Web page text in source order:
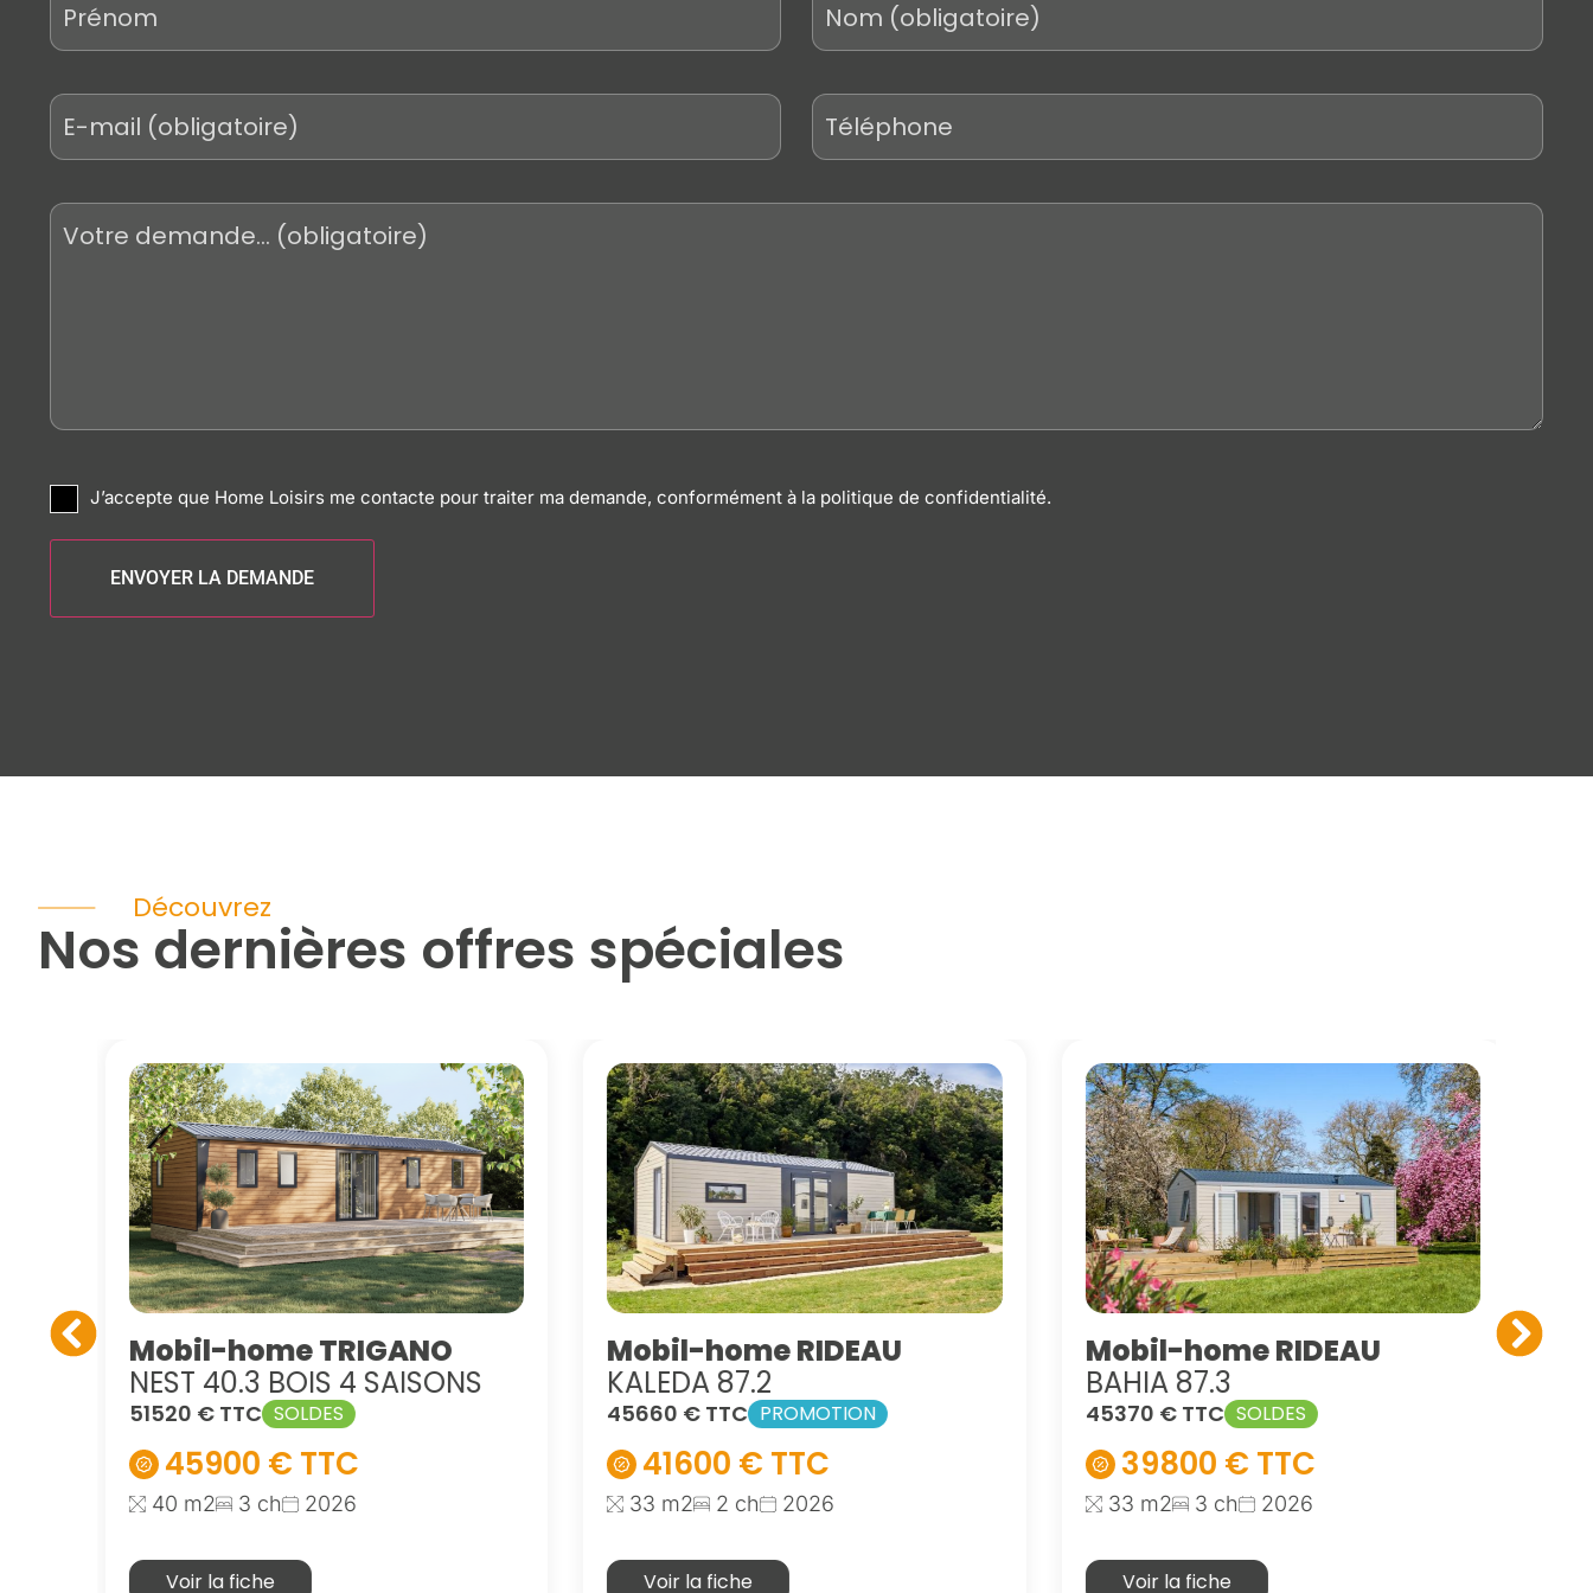
mail
demande
J’accepte que Home Loisirs me contacte pour traiter ma demande, conformément à la politique de confidentialité.
Découvrez
Nos dernières offres spéciales
Mobil-home TRIGANO
NEST 40.3 BOIS 4 SAISONS
51520 € TTC SOLDES
45900 € TTC
40 m2 3 ch 2026
Voir la fiche
Mobil-home RIDEAU
KALEDA 87.2
45660 € TTC PROMOTION
41600 € TTC
33 m2 2 ch 2026
Voir la fiche
Mobil-home RIDEAU
BAHIA 87.3
45370 € TTC SOLDES
39800 € TTC
33 m2 3 ch 2026
Voir la fiche